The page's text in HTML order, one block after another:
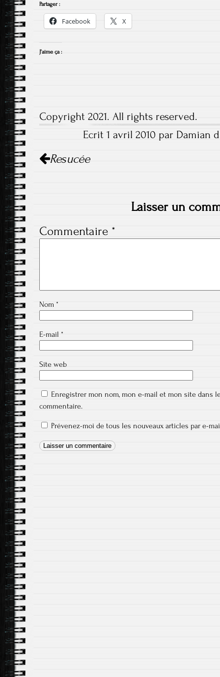
Partager :
Facebook X
J’aime ça :
Copyright 2021. All rights reserved.
Ecrit 1 avril 2010 par Damian
deResucée
Laisser un
Commentaire *
Nom *
E-mail *
Site web
Enregistrer mon nom, mon e-mail et mon site dans
commentaire.
Prévenez-moi de tous les nouveaux articles par e-